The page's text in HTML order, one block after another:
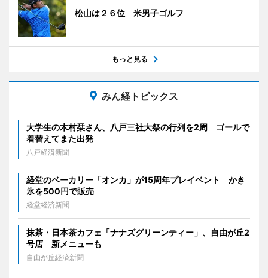
松山は２６位 米男子ゴルフ
もっと見る
みん経トピックス
大学生の木村栞さん、八戸三社大祭の行列を2周 ゴールで
着替えてまた出発
八戸経済新聞
経堂のベーカリー「オンカ」が15周年プレイベント かき
氷を500円で販売
経堂経済新聞
抹茶・日本茶カフェ「ナナズグリーンティー」、自由が丘2
号店 新メニューも
自由が丘経済新聞